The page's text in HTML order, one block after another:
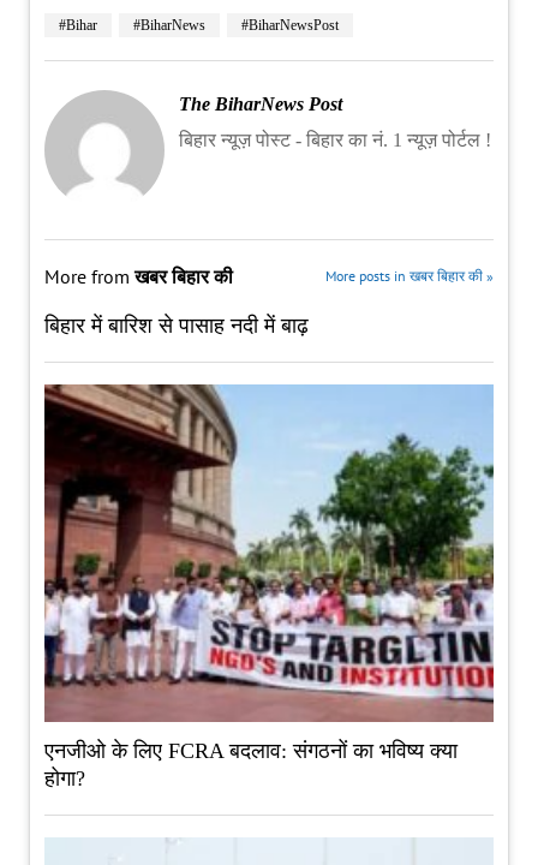
#Bihar #BiharNews #BiharNewsPost
The BiharNews Post
बिहार न्यूज़ पोस्ट - बिहार का नं. 1 न्यूज़ पोर्टल !
More fromखबर बिहार की More posts in खबर बिहार की »
बिहार में बारिश से पासाह नदी में बाढ़
एनजीओ के लिए FCRA बदलाव: संगठनों का भविष्य क्या
होगा?